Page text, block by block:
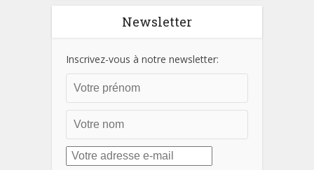
Newsletter
Inscrivez-vous à notre newsletter: